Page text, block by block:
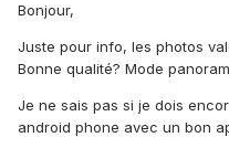
Bonjour,
Juste pour info, les photos
Bonne qualité? Mode
Je ne sais pas si je dois
android phone avec un bon